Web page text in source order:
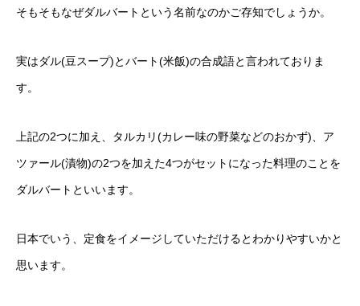
そもそもなぜダルバートという名前なのかご存知でしょうか。
実はダル(豆スープ)とバート(米飯)の合成語と言われておりま
す。
上記の2つに加え、タルカリ(カレー味の野菜などのおかず)、ア
ツァール(漬物)の2つを加えた4つがセットになった料理のことを
ダルバートといいます。
日本でいう、定食をイメージしていただけるとわかりやすいかと
思います。